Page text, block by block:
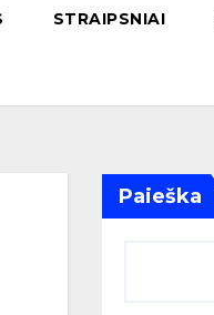
STRAIPSNIAI
Paieška